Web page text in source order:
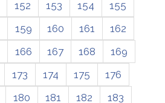
152 153 154
155
159 160 161
162
166 167 168
169
173 174 175
176
180 181 182
183